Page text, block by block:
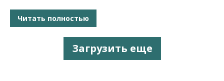
Читать полностью
Загрузить еще